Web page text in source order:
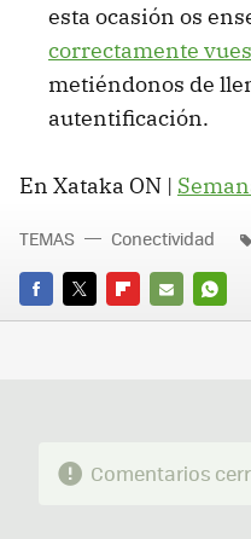
esta ocasión os
correctamente
metiéndonos de
autentificación.
En Xataka ON |
FACEBOOK
TWITTERFLIPBOARD
E-
TEMAS Conectividad
Comentarios